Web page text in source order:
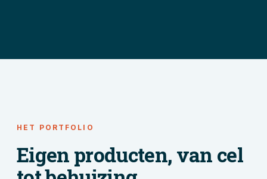
HET PORTFOLIO
Eigen producten, van cel